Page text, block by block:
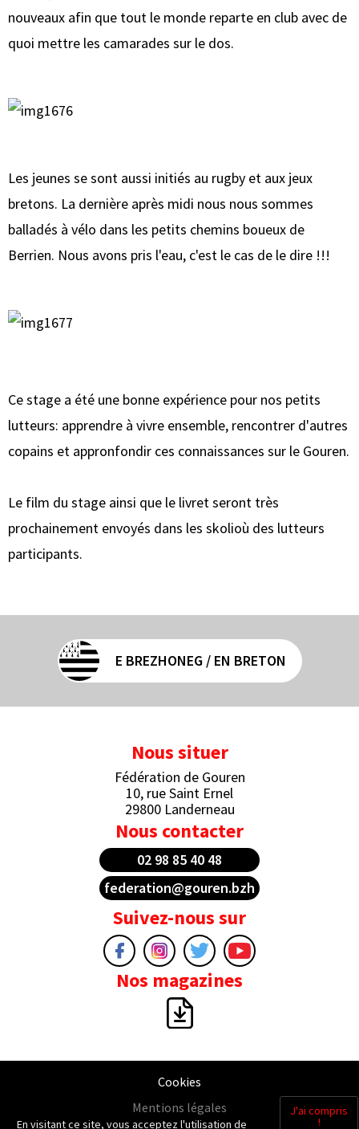
nouveaux afin que tout le monde reparte en club avec de
quoi mettre les camarades sur le dos.
Les jeunes se sont aussi initiés au rugby et aux jeux
bretons. La dernière après midi nous nous sommes
balladés à vélo dans les petits chemins boueux de
Berrien. Nous avons pris l'eau, c'est le cas de le dire !!!
Ce stage a été une bonne expérience pour nos petits
lutteurs: apprendre à vivre ensemble, rencontrer d'autres
copains et appronfondir ces connaissances sur le Gouren.
Le film du stage ainsi que le livret seront très
prochainement envoyés dans les skolioù des lutteurs
participants.
E BREZHONEG / EN BRETON
Nous situer
Fédération de Gouren
10, rue Saint Ernel
29800 Landerneau
Nous contacter
02 98 85 40 48
federation@gouren.bzh
Suivez-nous sur
Nos magazines
Cookies
Mentions légales
En visitant ce site, vous acceptez l'utilisation de
J'ai compris
!